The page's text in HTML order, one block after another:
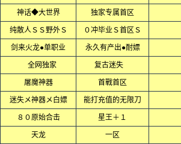
神话◆大世界 独家专属首区
纯散人ＳＳ野外Ｓ ０冲毕业Ｓ首区Ｓ
剑来火龙●单职业 永久有产出●耐嫖
全网独家 复古迷失
屠魔神器 首戰首区
迷失メ神器メ白嫖 能打充值的无限刀
８０原始合击 星王＋１
天龙 一区